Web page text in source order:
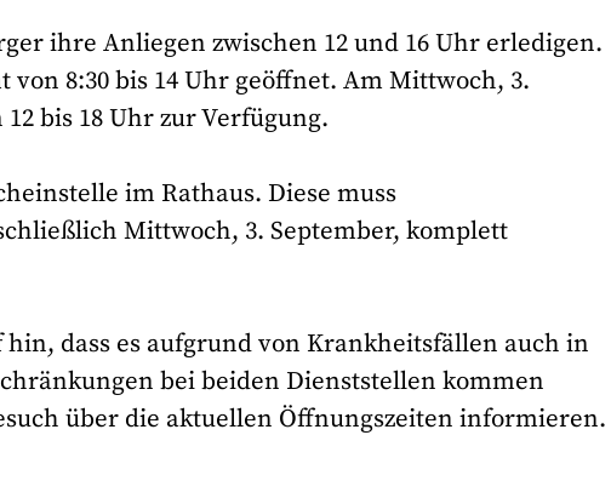
ihre Anliegen zwischen 12 und 16 Uhr erledigen.
von 8:30 bis 14 Uhr geöffnet. Am Mittwoch, 3.
bis 18 Uhr zur Verfügung.
im Rathaus. Diese muss
Mittwoch, 3. September, komplett
dass es aufgrund von Krankheitsfällen auch in
bei beiden Dienststellen kommen
über die aktuellen Öffnungszeiten informieren.